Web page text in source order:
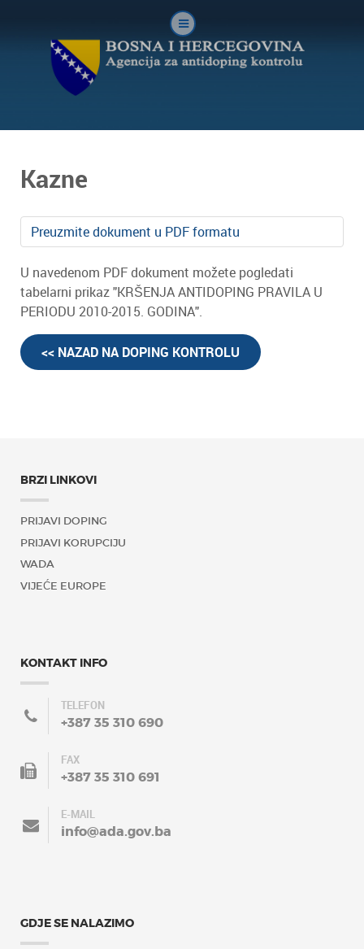
Kazne
Preuzmite dokument u PDF formatu
U navedenom PDF dokument možete pogledati
tabelarni prikaz "KRŠENJA ANTIDOPING PRAVILA U
PERIODU 2010-2015. GODINA".
<< NAZAD NA DOPING KONTROLU
BRZI LINKOVI
PRIJAVI DOPING
PRIJAVI KORUPCIJU
WADA
VIJEĆE EUROPE
KONTAKT INFO
TELEFON
+387 35 310 690
FAX
+387 35 310 691
E-MAIL
info@ada.gov.ba
GDJE SE NALAZIMO